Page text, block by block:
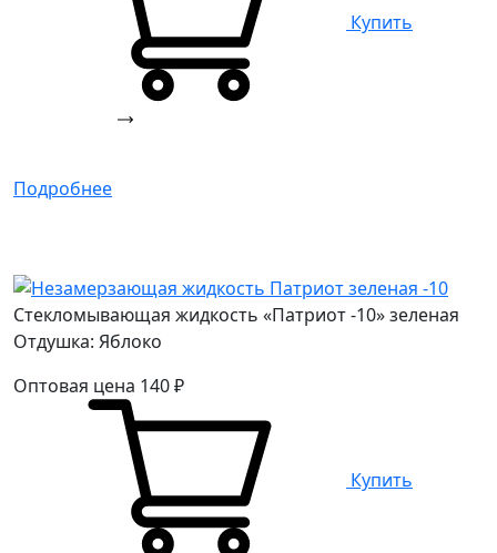
Купить
Подробнее
Стекломывающая жидкость «Патриот -10» зеленая
Отдушка: Яблоко
Оптовая цена 140₽
Купить